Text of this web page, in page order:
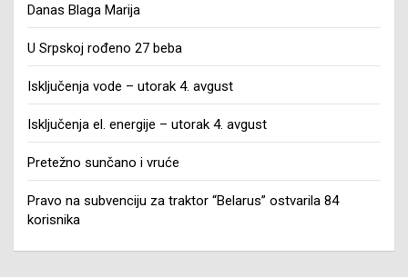
Danas Blaga Marija
U Srpskoj rođeno 27 beba
Isključenja vode – utorak 4. avgust
Isključenja el. energije – utorak 4. avgust
Pretežno sunčano i vruće
Pravo na subvenciju za traktor “Belarus” ostvarila 84
korisnika